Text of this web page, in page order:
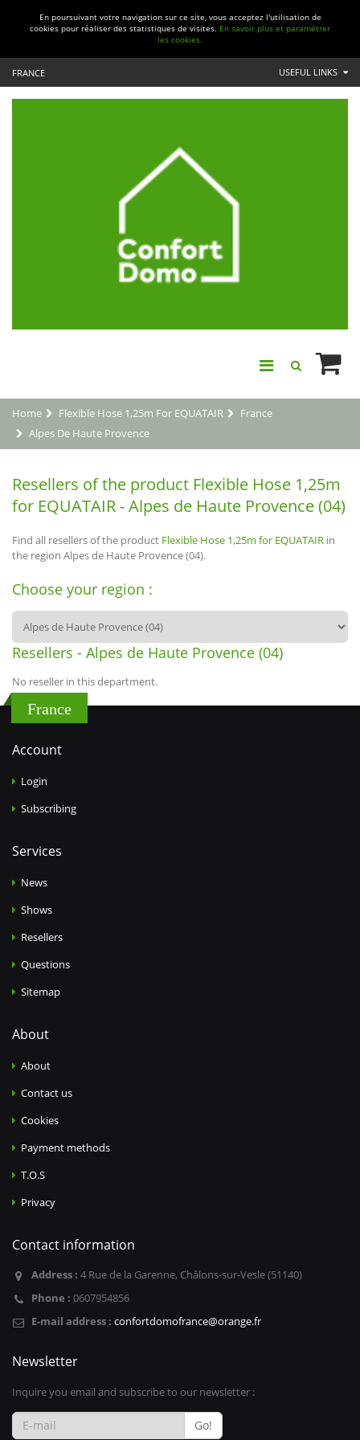
En poursuivant votre navigation sur ce site, vous acceptez l'utilisation de
cookies pour réaliser des statistiques de visites. En savoir plus et paramétrer
les cookies.
FRANCE USEFUL LINKS
Home Flexible Hose 1,25m For EQUATAIR
France
Alpes De Haute Provence
Resellers of the product Flexible Hose 1,25m
for EQUATAIR - Alpes de Haute Provence (04)
Find all resellers of the product Flexible Hose 1,25m for EQUATAIR in
the region Alpes de Haute Provence (04).
Choose your region :
Resellers - Alpes de Haute Provence (04)
No reseller in this department.
France
Account
Login
Subscribing
Services
News
Shows
Resellers
Questions
Sitemap
About
About
Contact us
Cookies
Payment methods
T.O.S
Privacy
Contact information
Address : 4 Rue de la Garenne, Châlons-sur-Vesle (51140)
Phone : 0607954856
E-mail address : confortdomofrance@orange.fr
Newsletter
Inquire you email and subscribe to our newsletter :
Go!